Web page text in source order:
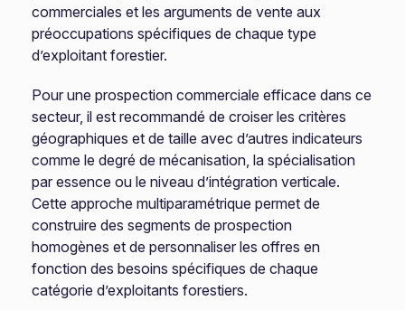
commerciales et les arguments de vente aux
préoccupations spécifiques de chaque type
d’exploitant forestier.
Pour une prospection commerciale efficace dans ce
secteur, il est recommandé de croiser les critères
géographiques et de taille avec d’autres indicateurs
comme le degré de mécanisation, la spécialisation
par essence ou le niveau d’intégration verticale.
Cette approche multiparamétrique permet de
construire des segments de prospection
homogènes et de personnaliser les offres en
fonction des besoins spécifiques de chaque
catégorie d’exploitants forestiers.